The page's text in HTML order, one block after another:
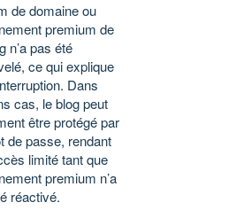
de domaine ou
premium de
n’a pas été
ce qui explique
Dans
cas, le blog peut
être protégé par
de passe, rendant
limité tant que
premium n’a
réactivé.